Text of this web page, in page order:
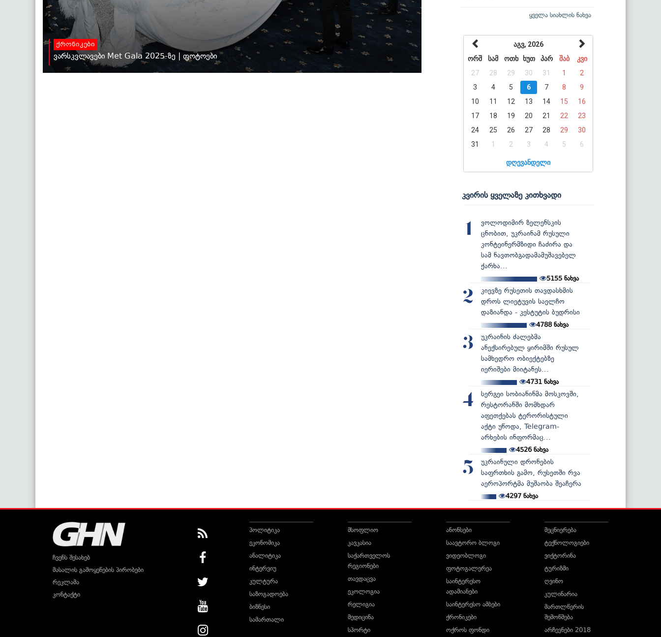
ქრონიკები
ვარსკვლავები Met Gala 2025-ზე | ფოტოები
ყველა სიახლის ნახვა
აგვ, 2026
ორშ
სამ ოთხ ხუთ პარ შაბ
კვი
27
28 29 30 31 1
2
3
4 5 6 7 8
9
10
11 12 13 14 15
16
17
18 19 20 21 22
23
24
25 26 27 28 29
30
31
1 2 3 4 5 6
დღევანდელი
კვირის ყველაზე კითხვადი
1
ვოლოდიმირ ზელენსკის
ცნობით, უკრაინამ რუსული
კონტეინერმზიდი ჩაძირა და
სამ ნავთობგადამამუშავებელ
ქარხა...
5155 ნახვა
2
კიევზე რუსეთის თავდასხმის
დროს ლიეტუვის საელჩო
დაზიანდა - კესტუტის ბუდრისი
4788 ნახვა
3
უკრაინის ძალებმა
ანექსირებულ ყირიმში რუსულ
სამხედრო ობიექტებზე
იერიშები მიიტანეს...
4731ნახვა
4
სერგეი სობიანინმა მოსკოვში,
რესტორანში მომხდარ
აფეთქებას ტერორისტული
აქტი უწოდა, Telegram-
არხების ინფორმაც...
4526ნახვა
5
უკრაინული დრონების
საფრთხის გამო, რუსეთში რვა
აეროპორტმა მუშაობა შეაჩერა
4297 ნახვა
ჩვენს შესახებ
მასალის გამოყენების პირობები
რეკლამა
კონტაქტი
პოლიტიკა
ეკონომიკა
ანალიტიკა
ინტერვიუ
კულტურა
საზოგადოება
ბიზნესი
სამართალი
მსოფლიო
კავკასია
საქართველოს
რეგიონები
თავდაცვა
ეკოლოგია
რელიგია
მედიცინა
სპორტი
ანონსები
საავტორო ბლოგი
ვიდეობლოგი
ფოტოგალერეა
საინტერესო
ადამიანები
საინტერესო ამბები
ქრონიკები
ოქროს ფონდი
მეცნიერება
ტექნოლოგიები
ვიქტორინა
ტურიზმი
ღვინო
კულინარია
მართლწერის
შემოწმება
არჩევნები 2018